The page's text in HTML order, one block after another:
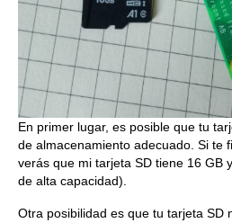
En primer lugar, es posible que tu
de almacenamiento adecuado. Si te
verás que mi tarjeta SD tiene 16 GB
de alta capacidad).
Otra posibilidad es que tu tarjeta SD